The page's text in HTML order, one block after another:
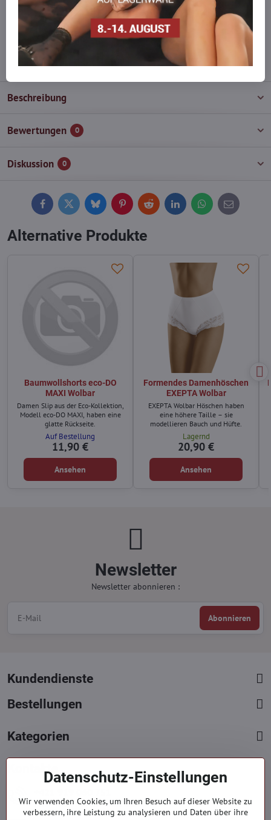
Zögern Sie nicht, uns zu kontaktieren, wir füllen die Ware für Sie
wieder auf!
info​@everlady​.eu
Beschreibung
Bewertungen 0
Diskussion 0
FacebookTwitterBlueskyPinterestReddit LinkedInWhatsApp
E-
mail
Alternative Produkte
Baumwollshorts eco-DO
MAXI Wolbar
Damen Slip aus der Eco-Kollektion,
Modell eco-DO MAXI, haben eine
glatte Rückseite.
Auf Bestellung
11,90 €
Ansehen
Formendes Damenhöschen
EXEPTA Wolbar
EXEPTA Wolbar Höschen haben
eine höhere Taille – sie
modellieren Bauch und Hüfte.
Lagernd
20,90 €
Ansehen
Newsletter
Newsletter abonnieren :
Abonnieren
Kundendienste
Bestellungen
Kategorien
Kontakte
Mont. - Freit. : 09:00 - 15:00 hod.
Datenschutz-Einstellungen
Wir verwenden Cookies, um Ihren Besuch auf dieser Website zu
verbessern, ihre Leistung zu analysieren und Daten über ihre